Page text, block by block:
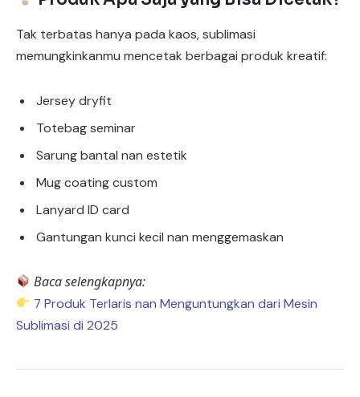
Tak terbatas hanya pada kaos, sublimasi
memungkinkanmu mencetak berbagai produk kreatif:
Jersey dryfit
Totebag seminar
Sarung bantal nan estetik
Mug coating custom
Lanyard ID card
Gantungan kunci kecil nan menggemaskan
Baca selengkapnya:
7 Produk Terlaris nan Menguntungkan dari Mesin
Sublimasi di 2025